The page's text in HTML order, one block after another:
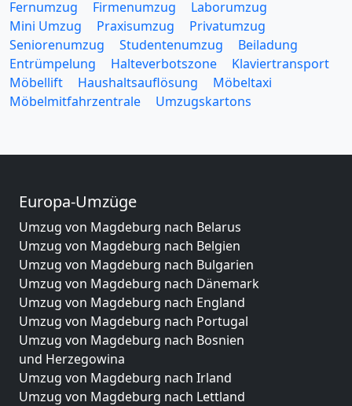
Fernumzug
Firmenumzug
Laborumzug
Mini Umzug
Praxisumzug
Privatumzug
Seniorenumzug
Studentenumzug
Beiladung
Entrümpelung
Halteverbotszone
Klaviertransport
Möbellift
Haushaltsauflösung
Möbeltaxi
Möbelmitfahrzentrale
Umzugskartons
Europa-Umzüge
Umzug von Magdeburg nach Belarus
Umzug von Magdeburg nach Belgien
Umzug von Magdeburg nach Bulgarien
Umzug von Magdeburg nach Dänemark
Umzug von Magdeburg nach England
Umzug von Magdeburg nach Portugal
Umzug von Magdeburg nach Bosnien
und Herzegowina
Umzug von Magdeburg nach Irland
Umzug von Magdeburg nach Lettland